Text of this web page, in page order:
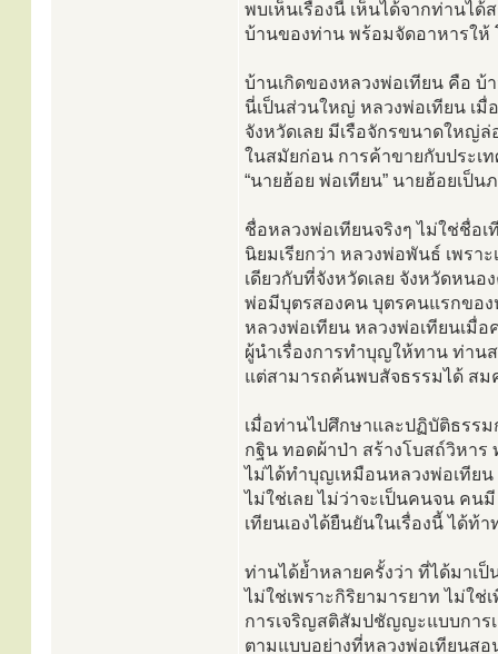
พบเห็นเรื่องนี้ เห็นได้จากท่านไ
บ้านของท่าน พร้อมจัดอาหารให้
บ้านเกิดของหลวงพ่อเทียน คือ บ้
นี่เป็นส่วนใหญ่ หลวงพ่อเทียน เมื่
จังหวัดเลย มีเรือจักรขนาดใหญ่
ในสมัยก่อน การค้าขายกับประเ
“นายฮ้อย พ่อเทียน” นายฮ้อยเป็
ชื่อหลวงพ่อเทียนจริงๆ ไม่ใช่ชื่อ
นิยมเรียกว่า หลวงพ่อพันธ์ เพรา
เดียวกับที่จังหวัดเลย จังหวัดหน
พ่อมีบุตรสองคน บุตรคนแรกของ
หลวงพ่อเทียน หลวงพ่อเทียนเมื่
ผู้นำเรื่องการทำบุญให้ทาน ท่าน
แต่สามารถค้นพบสัจธรรมได้ สม
เมื่อท่านไปศึกษาและปฏิบัติธรร
กฐิน ทอดผ้าป่า สร้างโบสถ์วิหา
ไม่ได้ทำบุญเหมือนหลวงพ่อเทียน
ไม่ใช่เลย ไม่ว่าจะเป็นคนจน ค
เทียนเองได้ยืนยันในเรื่องนี้ ได้
ท่านได้ย้ำหลายครั้งว่า ที่ได้มาเ
ไม่ใช่เพราะกิริยามารยาท ไม่ใ
การเจริญสติสัมปชัญญะแบบการ
ตามแบบอย่างที่หลวงพ่อเทียนส